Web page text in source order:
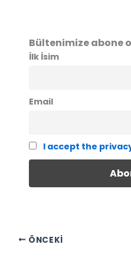
Bültenimize abone
İlk İsim
Email
I accept the
ÖNCEKI